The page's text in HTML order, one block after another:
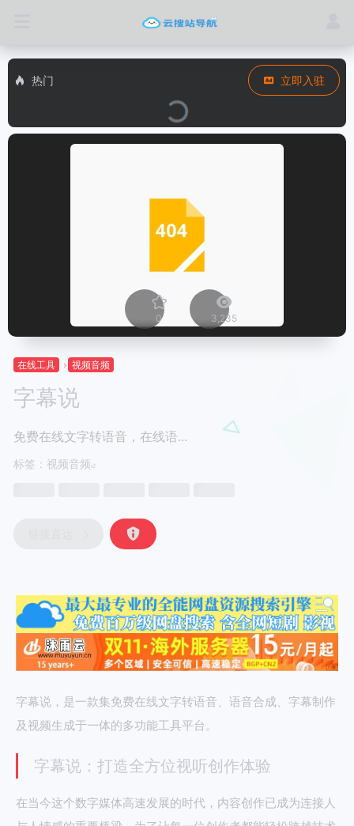
热门 立即入驻
0 3,235
在线工具 视频音频
字幕说
免费在线文字转语音，在线语...
标签： 视频音频
字幕说，是一款集免费在线文字转语音、语音合成、字幕制作
及视频生成于一体的多功能工具平台。
字幕说：打造全方位视听创作体验
在当今这个数字媒体高速发展的时代，内容创作已成为连接人